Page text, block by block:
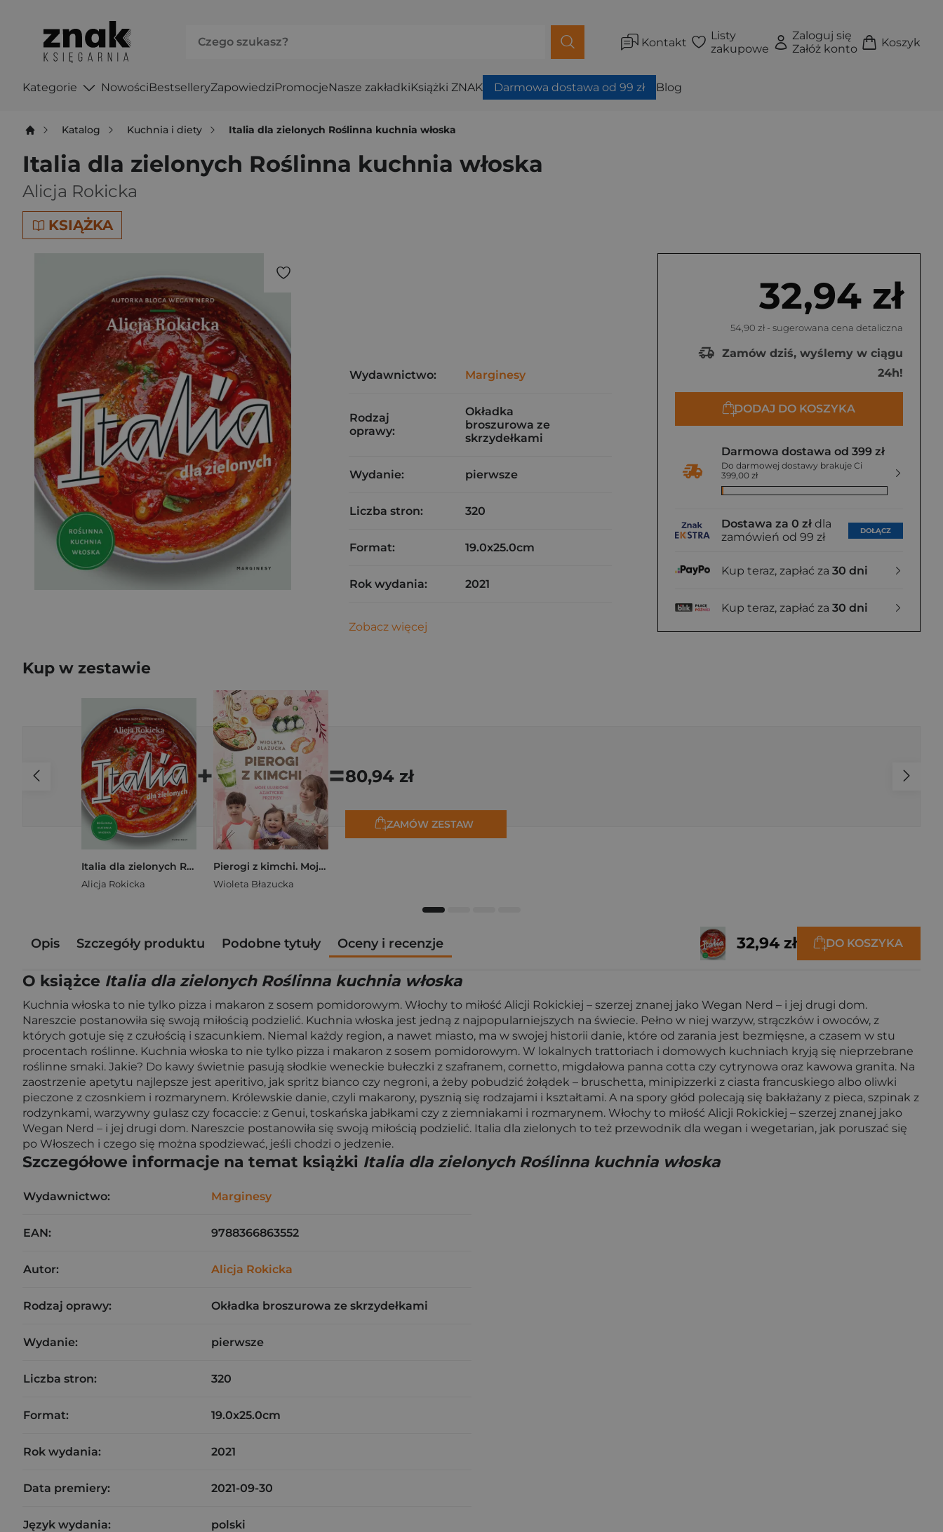
Kontakt
Listy
zakupowe
Zaloguj się
Załóż konto
Koszyk
Kategorie NowościBestselleryZapowiedziPromocjeNasze zakładkiKsiążki ZNAK Darmowa dostawa od 99 zł Blog
Katalog Kuchnia i diety Italia dla zielonych Roślinna kuchnia włoska
Italia dla zielonych Roślinna kuchnia włoska
Alicja Rokicka
KSIĄŻKA
32,94 zł
54,90 zł - sugerowana cena detaliczna
Zamów dziś, wyślemy w ciągu
24h!
DODAJ DO KOSZYKA
Darmowa dostawa od 399 zł
Do darmowej dostawy brakuje Ci
399,00 zł
Dostawa za 0 zł dla
zamówień od 99 zł
DOŁĄCZ
Kup teraz, zapłać za 30 dni
Kup teraz, zapłać za 30 dni
Wydawnictwo: Marginesy
Rodzaj
oprawy:
Okładka
broszurowa ze
skrzydełkami
Wydanie: pierwsze
Liczba stron: 320
Format: 19.0x25.0cm
Rok wydania: 2021
Zobacz więcej
Kup w zestawie
Italia dla zielonych Roślinna kuchnia włoska
Alicja Rokicka
+
Pierogi z kimchi. Moje ulubione azjatyckie przepisy
Wioleta Błazucka
=80,94 zł
ZAMÓW ZESTAW
Opis Szczegóły produktu Podobne tytuły Oceny i recenzje 32,94 zł DO KOSZYKA
O książce Italia dla zielonych Roślinna kuchnia włoska
Kuchnia włoska to nie tylko pizza i makaron z sosem pomidorowym. Włochy to miłość Alicji Rokickiej – szerzej znanej jako Wegan Nerd – i jej drugi dom.
Nareszcie postanowiła się swoją miłością podzielić. Kuchnia włoska jest jedną z najpopularniejszych na świecie. Pełno w niej warzyw, strączków i owoców, z
których gotuje się z czułością i szacunkiem. Niemal każdy region, a nawet miasto, ma w swojej historii danie, które od zarania jest bezmięsne, a czasem w stu
procentach roślinne. Kuchnia włoska to nie tylko pizza i makaron z sosem pomidorowym. W lokalnych trattoriach i domowych kuchniach kryją się nieprzebrane
roślinne smaki. Jakie? Do kawy świetnie pasują słodkie weneckie bułeczki z szafranem, cornetto, migdałowa panna cotta czy cytrynowa oraz kawowa granita. Na
zaostrzenie apetytu najlepsze jest aperitivo, jak spritz bianco czy negroni, a żeby pobudzić żołądek – bruschetta, minipizzerki z ciasta francuskiego albo oliwki
pieczone z czosnkiem i rozmarynem. Królewskie danie, czyli makarony, pysznią się rodzajami i kształtami. A na spory głód polecają się bakłażany z pieca, szpinak z
rodzynkami, warzywny gulasz czy focaccie: z Genui, toskańska jabłkami czy z ziemniakami i rozmarynem. Włochy to miłość Alicji Rokickiej – szerzej znanej jako
Wegan Nerd – i jej drugi dom. Nareszcie postanowiła się swoją miłością podzielić. Italia dla zielonych to też przewodnik dla wegan i wegetarian, jak poruszać się
po Włoszech i czego się można spodziewać, jeśli chodzi o jedzenie.
Szczegółowe informacje na temat książki Italia dla zielonych Roślinna kuchnia włoska
Wydawnictwo: Marginesy
EAN: 9788366863552
Autor: Alicja Rokicka
Rodzaj oprawy: Okładka broszurowa ze skrzydełkami
Wydanie: pierwsze
Liczba stron: 320
Format: 19.0x25.0cm
Rok wydania: 2021
Data premiery: 2021-09-30
Język wydania: polski